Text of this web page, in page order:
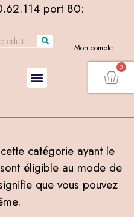
port 80:
Mon compte
catégorie ayant le
éligible au mode de
que vous pouvez